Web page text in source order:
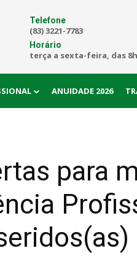
Telefone
(83) 3221-7783
Horário
terça a sexta-feira, das 8h
ANUIDADE 2026
para